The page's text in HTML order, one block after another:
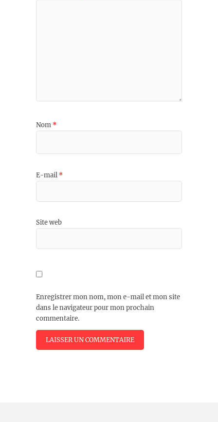
Nom *
E-mail *
Site web
Enregistrer mon nom, mon e-mail et mon site
dans le navigateur pour mon prochain
commentaire.